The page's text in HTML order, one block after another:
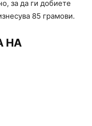
за да ги добиете
85 грамови.
НА